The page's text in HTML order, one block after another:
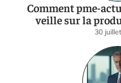
Comment pme-
veille sur la
30